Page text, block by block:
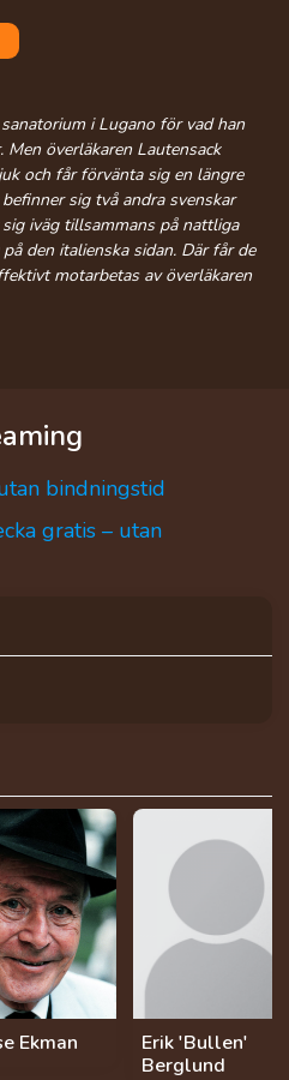
i Lugano för vad han
överläkaren Lautensack
och får förvänta sig en längre
sig två andra svenskar
iväg tillsammans på nattliga
den italienska sidan. Där får de
motarbetas av överläkaren
bindningstid
gratis – utan
Ekman
Erik 'Bullen'
Berglund